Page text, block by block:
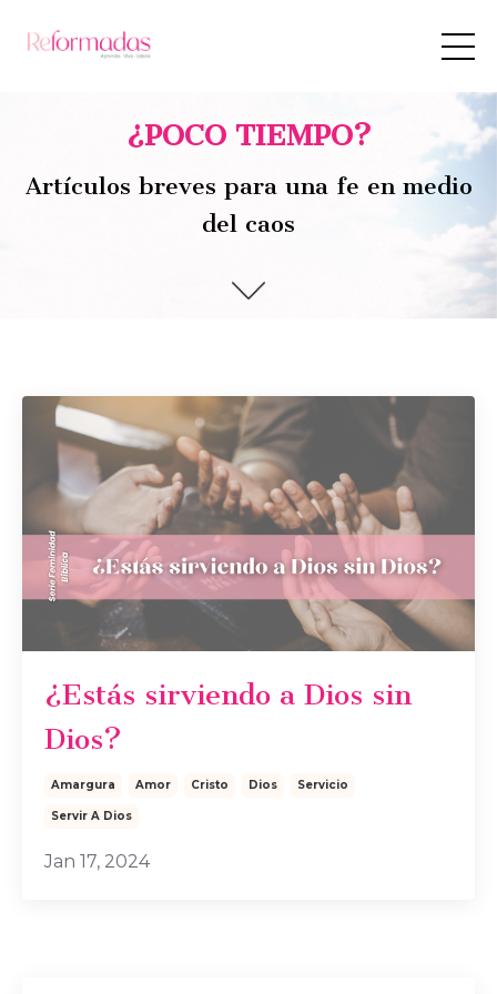
¿POCO TIEMPO?
Artículos breves para una fe en medio
del caos
¿Estás sirviendo a Dios sin
Dios?
Amargura Amor Cristo Dios Servicio
Servir A Dios
Jan 17, 2024